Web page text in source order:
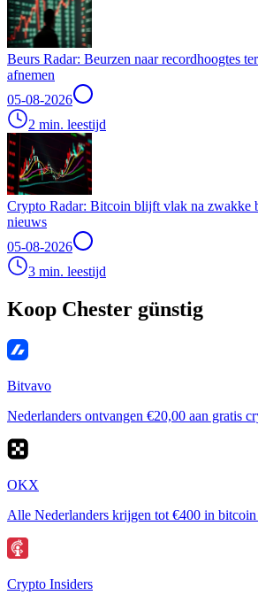
Beurs Radar: Beurzen naar recordhoogtes
afnemen
05-08-2026
2 min. leestijd
Crypto Radar: Bitcoin blijft vlak na zwakke
nieuws
05-08-2026
3 min. leestijd
Koop Chester günstig
Bitvavo
Nederlanders ontvangen €20,00 aan gratis
OKX
Alle Nederlanders krijgen tot €400 in
Crypto Insiders